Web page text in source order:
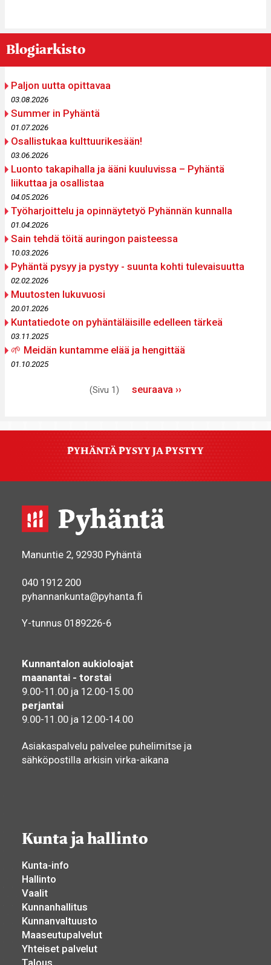
Blogiarkisto
Paljon uutta opittavaa
03.08.2026
Summer in Pyhäntä
01.07.2026
Osallistukaa kulttuurikesään!
03.06.2026
Luonto takapihalla ja ääni kuuluvissa – Pyhäntä
liikuttaa ja osallistaa
04.05.2026
Työharjoittelu ja opinnäytetyö Pyhännän kunnalla
01.04.2026
Sain tehdä töitä auringon paisteessa
10.03.2026
Pyhäntä pysyy ja pystyy - suunta kohti tulevaisuutta
02.02.2026
Muutosten lukuvuosi
20.01.2026
Kuntatiedote on pyhäntäläisille edelleen tärkeä
03.11.2025
🌱 Meidän kuntamme elää ja hengittää
01.10.2025
(Sivu 1)
Seuraava
seuraava ››
PYHÄNTÄ PYSYY JA PYSTYY
Manuntie 2, 92930 Pyhäntä
040 1912 200
pyhannankunta@pyhanta.fi
Y-tunnus 0189226-6
Kunnantalon aukioloajat
maanantai - torstai
9.00-11.00 ja 12.00-15.00
perjantai
9.00-11.00 ja 12.00-14.00
Asiakaspalvelu palvelee puhelimitse ja
sähköpostilla arkisin virka-aikana
Kunta ja hallinto
Kunta-info
Hallinto
Vaalit
Kunnanhallitus
Kunnanvaltuusto
Maaseutupalvelut
Yhteiset palvelut
Talous